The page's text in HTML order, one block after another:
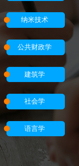
纳米技术
公共财政学
建筑学
社会学
语言学